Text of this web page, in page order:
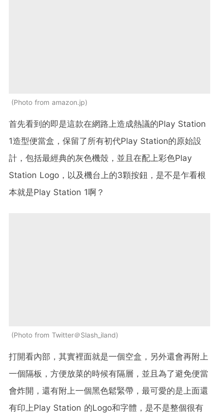
Photo from amazon.jp
首先看到的即是這款在網路上造成熱議的Play Station
1造型便當盒，保留了所有初代Play Station的原始設
計，包括最經典的灰色機殼，並且在配上彩色Play
Station Logo，以及機台上的3顆按鈕，是不是乍看根
本就是Play Station 1啊？
Photo from Twitter＠Slash_iland
打開看內部，其實裡面就是一個空盒，另外還會再附上
一個隔板，方便放菜的時候有隔層，並且為了避免便當
會炸開，還有附上一個黑色鬆緊帶，最可愛的是上面還
有印上Play Station 的Logo和字體，是不是整個很有